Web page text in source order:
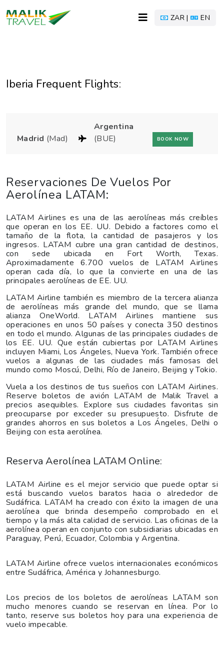
ZAR | EN
Iberia Frequent Flights:
Madrid (Mad)
Argentina
(BUE)
BOOK NOW
Reservaciones De Vuelos Por
Aerolínea LATAM:
LATAM Airlines es una de las aerolíneas más creíbles
que operan en los EE. UU. Debido a factores como el
tamaño de la flota, la cantidad de pasajeros y los
ingresos. LATAM cubre una gran cantidad de destinos,
con sede ubicada en Fort Worth, Texas.
Aproximadamente 6.700 vuelos de LATAM Airlines
operan cada día, lo que la convierte en una de las
principales aerolíneas de EE. UU.
LATAM Airline también es miembro de la tercera alianza
de aerolíneas más grande del mundo, que se llama
alianza OneWorld. LATAM Airlines mantiene sus
operaciones en unos 50 países y conecta 350 destinos
en todo el mundo. Algunas de las principales ciudades de
los EE. UU. Que están cubiertas por LATAM Airlines
incluyen Miami, Los Ángeles, Nueva York. También ofrece
vuelos a algunas de las ciudades más famosas del
mundo como Moscú, Delhi, Río de Janeiro, Beijing y Tokio.
Vuela a los destinos de tus sueños con LATAM Airlines.
Reserve boletos de avión LATAM de Malik Travel a
precios asequibles. Explore sus ciudades favoritas sin
preocuparse por exceder su presupuesto. Disfrute de
grandes ahorros en sus boletos a Los Ángeles, Delhi o
Beijing con esta aerolínea.
Reserva Aerolínea LATAM Online:
LATAM Airline es el mejor servicio que puede optar si
está buscando vuelos baratos hacia o alrededor de
Sudáfrica. LATAM ha creado con éxito la imagen de una
aerolínea que brinda desempeño comprobado en el
tiempo y la más alta calidad de servicio. Las oficinas de la
aerolínea operan en conjunto con subsidiarias ubicadas en
Paraguay, Perú, Ecuador, Colombia y Argentina.
LATAM Airline ofrece vuelos internacionales económicos
entre Sudáfrica, América y Johannesburgo.
Los precios de los boletos de aerolíneas LATAM son
mucho menores cuando se reservan en línea. Por lo
tanto, reserve sus boletos hoy para una experiencia de
vuelo impecable.